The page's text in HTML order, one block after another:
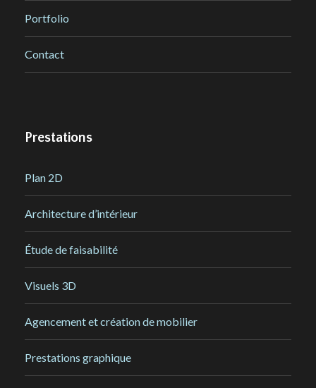
Portfolio
Contact
Prestations
Plan 2D
Architecture d’intérieur
Étude de faisabilité
Visuels 3D
Agencement et création de mobilier
Prestations graphique